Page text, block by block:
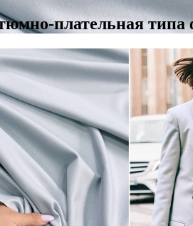
плательная типа